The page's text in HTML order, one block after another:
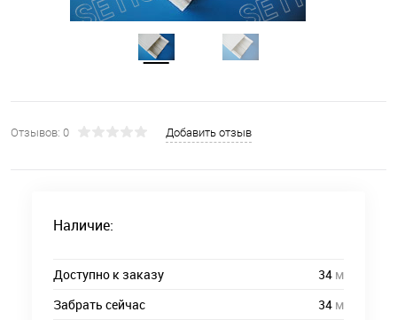
Отзывов: 0 Добавить отзыв
Наличие:
Доступно к заказу 34 м
Забрать сейчас
34 м